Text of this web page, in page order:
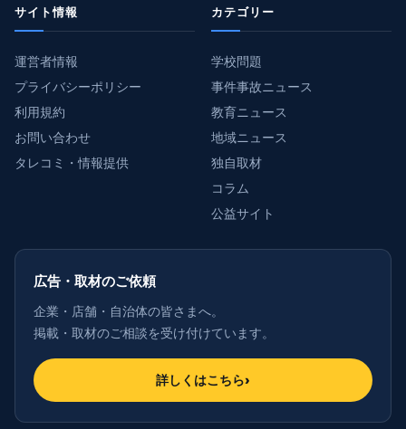
サイト情報
運営者情報
プライバシーポリシー
利用規約
お問い合わせ
タレコミ・情報提供
カテゴリー
学校問題
事件事故ニュース
教育ニュース
地域ニュース
独自取材
コラム
公益サイト
広告・取材のご依頼
企業・店舗・自治体の皆さまへ。
掲載・取材のご相談を受け付けています。
詳しくはこちら›